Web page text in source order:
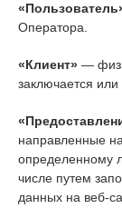
Оператора.
«Клиент» —
заключается или
направленные
определенному
числе путем
данных на веб-